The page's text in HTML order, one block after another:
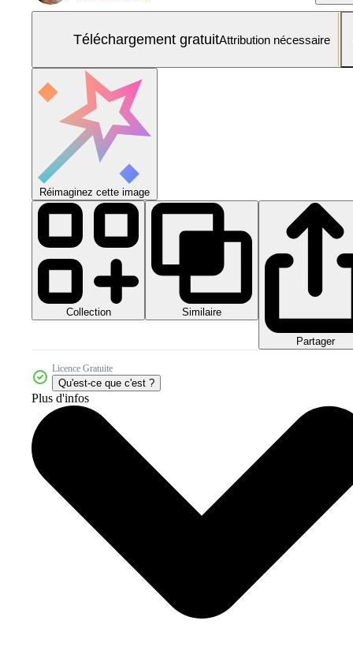
Téléchargement gratuitAttribution nécessaire
Réimaginez cette image
Collection Similaire
Partager
Licence Gratuite
Qu'est-ce que c'est ?
Plus d'infos